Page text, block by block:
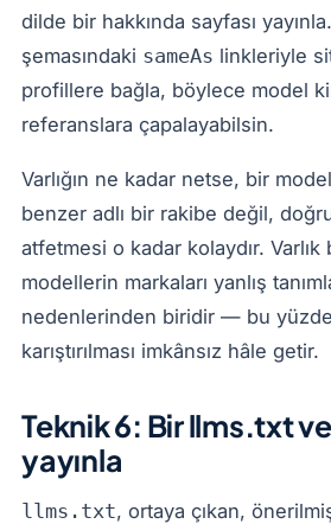
dilde bir hakkında sayfası
şemasındaki sameAs linkleriyle
profillere bağla, böylece model
referanslara çapalayabilsin.
Varlığın ne kadar netse, bir
benzer adlı bir rakibe değil,
atfetmesi o kadar kolaydır.
modellerin markaları yanlış
nedenlerinden biridir — bu
karıştırılması imkânsız hâle getir.
Teknik 6: Bir llms.txt
yayınla
llms.txt, ortaya çıkan,